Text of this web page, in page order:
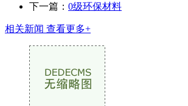
下一篇： 0级环保材料
相关新闻 查看更多+